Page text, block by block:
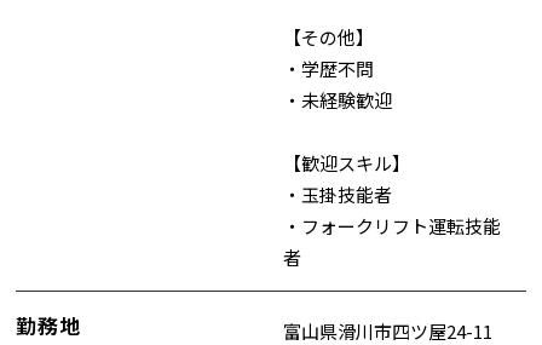
【その他】
・学歴不問
・未経験歓迎
【歓迎スキル】
・玉掛技能者
・フォークリフト運転技能
者
勤務地 富山県滑川市四ツ屋24-11